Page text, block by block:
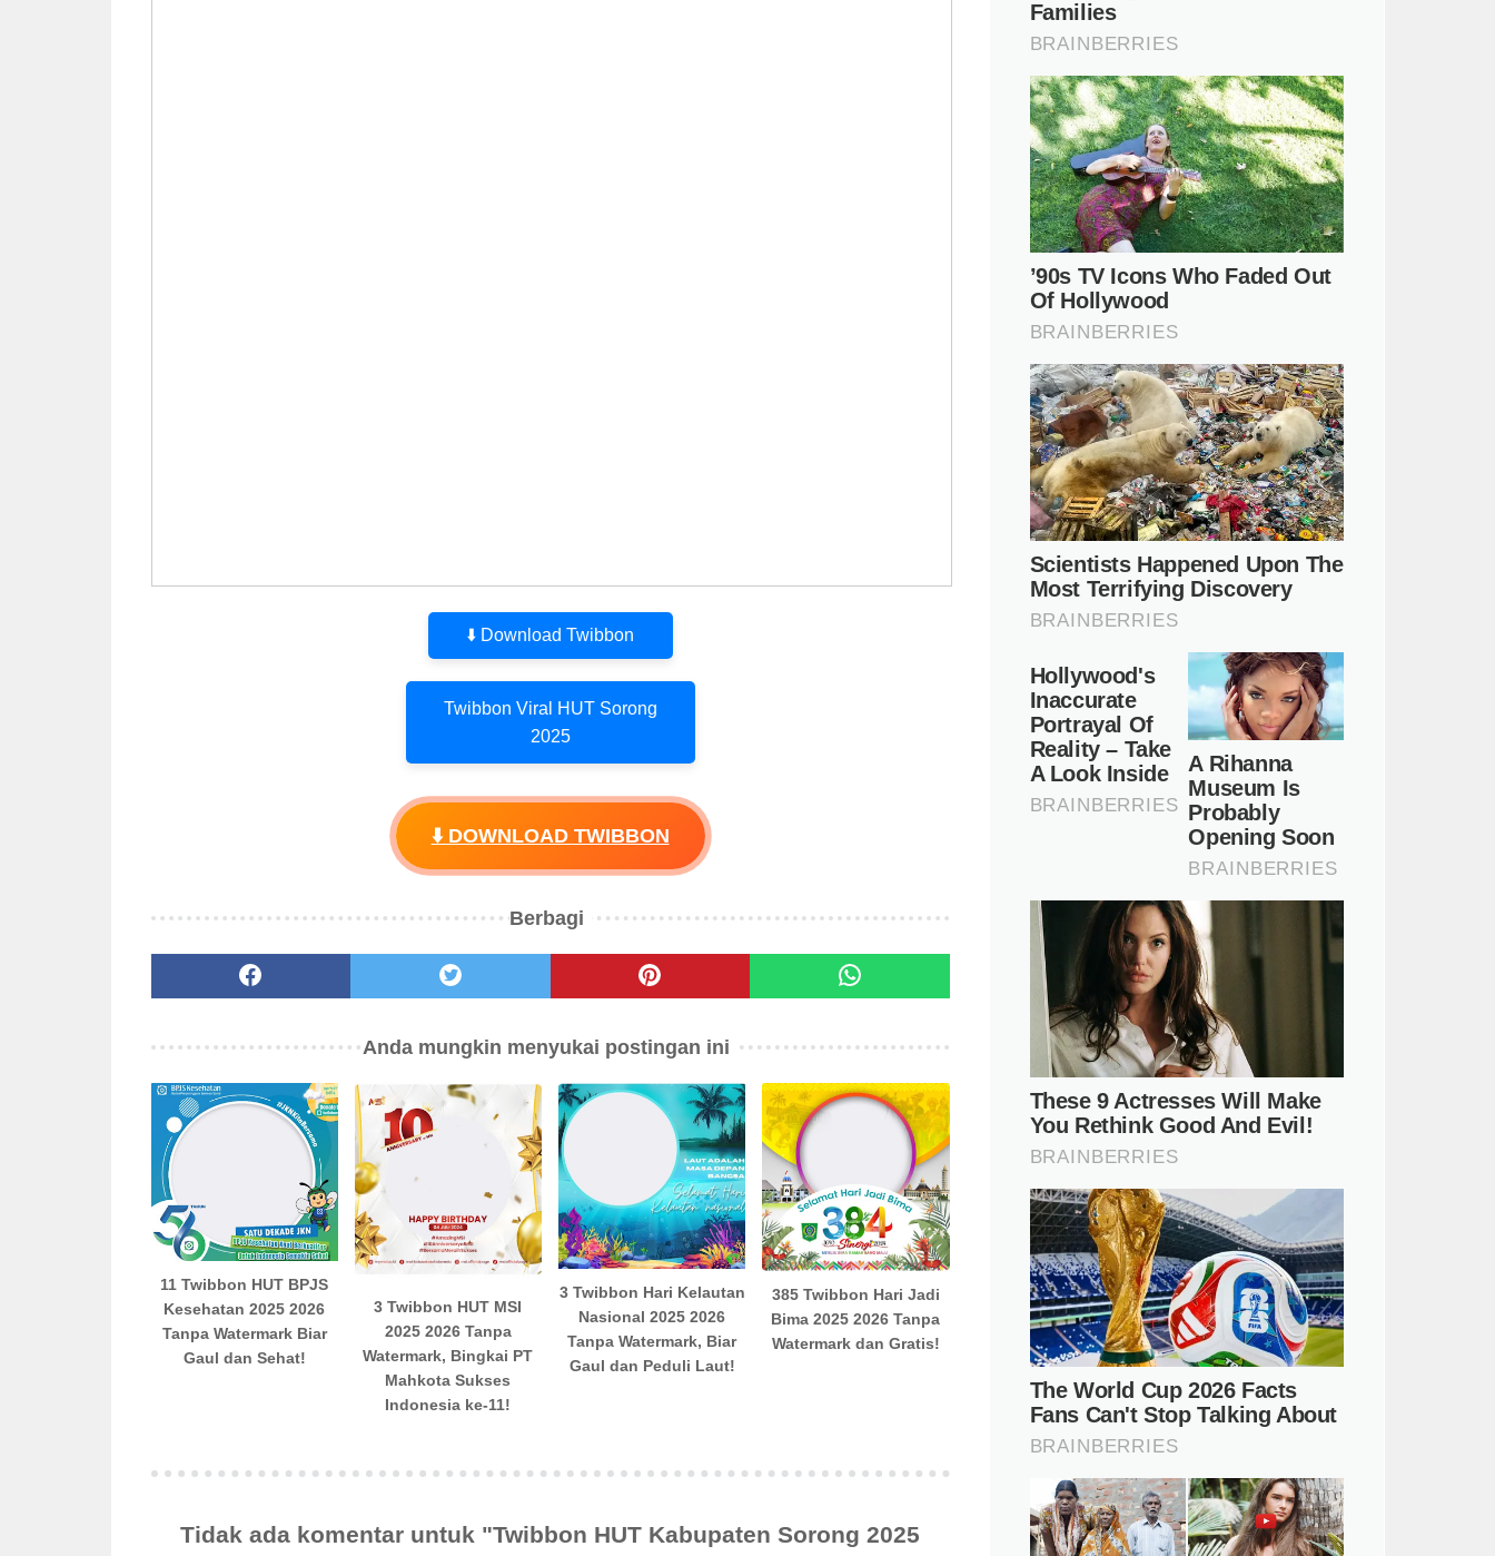
⬇️ Download Twibbon
Twibbon Viral HUT Sorong
2025
⬇️ DOWNLOAD TWIBBON
Berbagi
Anda mungkin menyukai postingan ini
11 Twibbon HUT BPJS
Kesehatan 2025 2026
Tanpa Watermark Biar
Gaul dan Sehat!
3 Twibbon HUT MSI
2025 2026 Tanpa
Watermark, Bingkai PT
Mahkota Sukses
Indonesia ke-11!
3 Twibbon Hari Kelautan
Nasional 2025 2026
Tanpa Watermark, Biar
Gaul dan Peduli Laut!
385 Twibbon Hari Jadi
Bima 2025 2026 Tanpa
Watermark dan Gratis!
Tidak ada komentar untuk "Twibbon HUT Kabupaten Sorong 2025